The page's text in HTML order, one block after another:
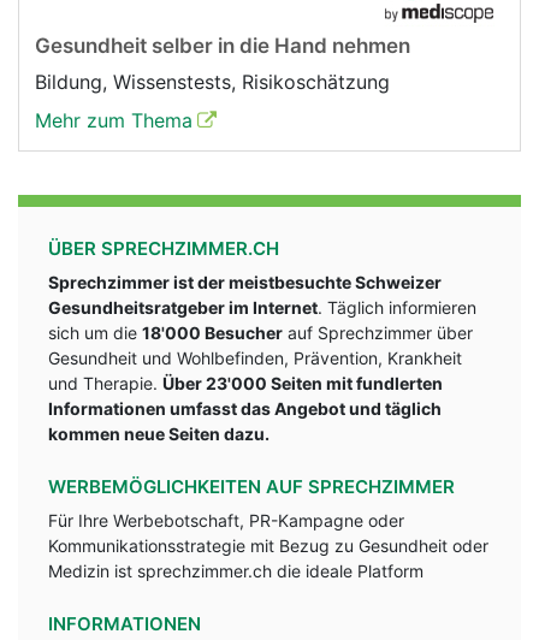
Gesundheit selber in die Hand nehmen
Bildung, Wissenstests, Risikoschätzung
Mehr zum Thema
ÜBER SPRECHZIMMER.CH
Sprechzimmer ist der meistbesuchte Schweizer
Gesundheitsratgeber im Internet. Täglich informieren
sich um die 18'000 Besucher auf Sprechzimmer über
Gesundheit und Wohlbefinden, Prävention, Krankheit
und Therapie. Über 23'000 Seiten mit fundlerten
Informationen umfasst das Angebot und täglich
kommen neue Seiten dazu.
WERBEMÖGLICHKEITEN AUF SPRECHZIMMER
Für Ihre Werbebotschaft, PR-Kampagne oder
Kommunikationsstrategie mit Bezug zu Gesundheit oder
Medizin ist sprechzimmer.ch die ideale Platform
INFORMATIONEN